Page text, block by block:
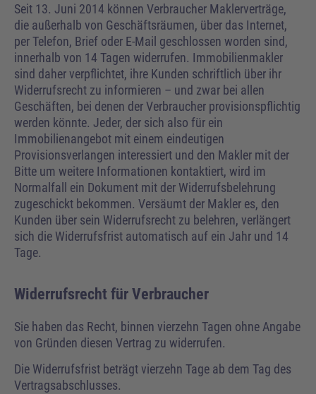
Seit 13. Juni 2014 können Verbraucher Maklerverträge,
die außerhalb von Geschäftsräumen, über das Internet,
per Telefon, Brief oder E-Mail geschlossen worden sind,
innerhalb von 14 Tagen widerrufen. Immobilienmakler
sind daher verpflichtet, ihre Kunden schriftlich über ihr
Widerrufsrecht zu informieren – und zwar bei allen
Geschäften, bei denen der Verbraucher provisionspflichtig
werden könnte. Jeder, der sich also für ein
Immobilienangebot mit einem eindeutigen
Provisionsverlangen interessiert und den Makler mit der
Bitte um weitere Informationen kontaktiert, wird im
Normalfall ein Dokument mit der Widerrufsbelehrung
zugeschickt bekommen. Versäumt der Makler es, den
Kunden über sein Widerrufsrecht zu belehren, verlängert
sich die Widerrufsfrist automatisch auf ein Jahr und 14
Tage.
Widerrufsrecht für Verbraucher
Sie haben das Recht, binnen vierzehn Tagen ohne Angabe
von Gründen diesen Vertrag zu widerrufen.
Die Widerrufsfrist beträgt vierzehn Tage ab dem Tag des
Vertragsabschlusses.